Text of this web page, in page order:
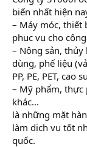
biến nhất hiện
– Máy móc, thiết
phục vụ cho
– Nông sản,
dùng, phế liệu
PP, PE, PET, cao
– Mỹ phẩm, thực
khác...
là những mặt
làm dịch vụ tốt
quốc.